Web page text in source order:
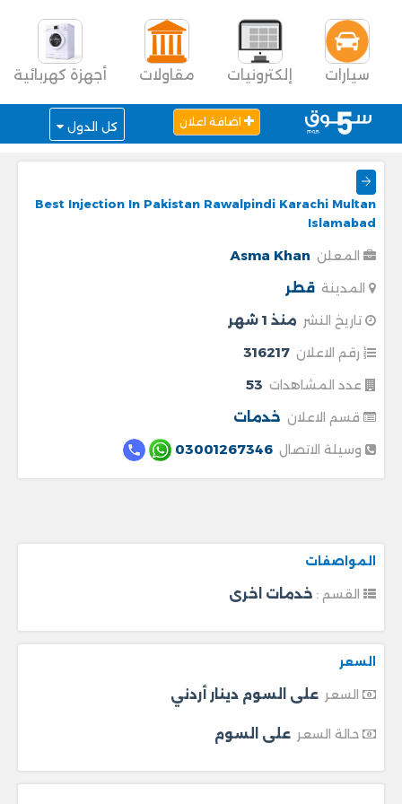
سيارات إلكترونيات مقاولات أجهزة كهربائية
اضافة اعلان كل الدول
Best Injection In Pakistan Rawalpindi Karachi Multan
Islamabad
المعلن Asma Khan
المدينة قطر
تاريخ النشر منذ 1 شهر
رقم الاعلان 316217
عدد المشاهدات 53
قسم الاعلان خدمات
وسيلة الاتصال 03001267346
المواصفات
خدمات اخرى
السعر
السعر على السوم دينار أردني
حالة السعر على السوم